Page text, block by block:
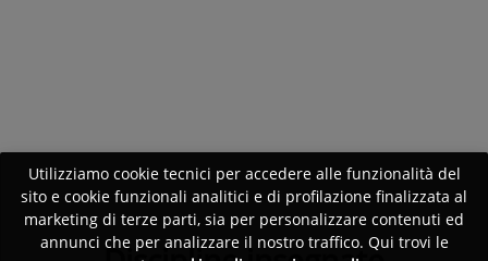
Utilizziamo cookie tecnici per accedere alle funzionalità del
sito e cookie funzionali analitici e di profilazione finalizzata al
marketing di terze parti, sia per personalizzare contenuti ed
annunci che per analizzare il nostro traffico. Qui trovi le